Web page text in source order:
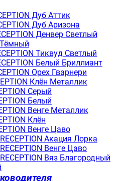
Дуб Аттик
Дуб Аризона
Денвер Светлый
Тёмный
Тиквуд Светлый
Белый Бриллиант
Орех Гварнери
Клён Металлик
Серый
Белый
Венге Металлик
Клён
Венге Цаво
Акация Лорка
Венге Цаво
Вяз Благородный